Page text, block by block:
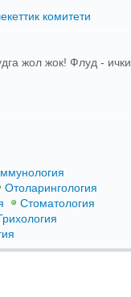
комитети
жол жок! Флуд - ички
Отоларингология
Стоматология